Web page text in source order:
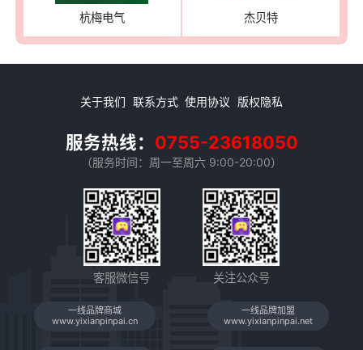
杭梅电气 杰贝特
关于我们 联系方式 使用协议 版权隐私
服务热线： 0755-23618050
（服务时间：周一至周六 9:00-20:00）
客服微信号 关注公众号
一线品牌商城
www.yixianpinpai.cn
一线品牌加盟
www.yixianpinpai.net